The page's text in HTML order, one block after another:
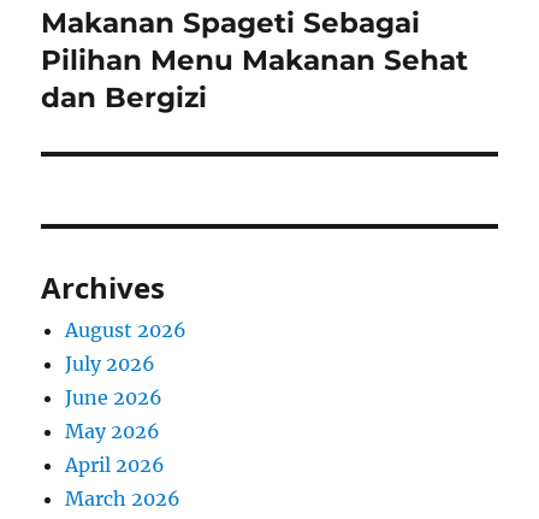
Next
post:
Makanan Spageti Sebagai
Pilihan Menu Makanan Sehat
dan Bergizi
Archives
August 2026
July 2026
June 2026
May 2026
April 2026
March 2026